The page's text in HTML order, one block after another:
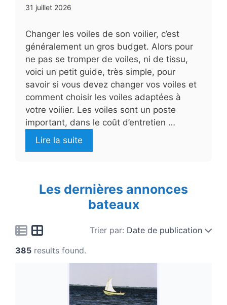
31 juillet 2026
Changer les voiles de son voilier, c’est
généralement un gros budget. Alors pour
ne pas se tromper de voiles, ni de tissu,
voici un petit guide, très simple, pour
savoir si vous devez changer vos voiles et
comment choisir les voiles adaptées à
votre voilier. Les voiles sont un poste
important, dans le coût d’entretien …
Lire la suite
Les dernières annonces
bateaux
Trier par: Date de publication
385 results found.